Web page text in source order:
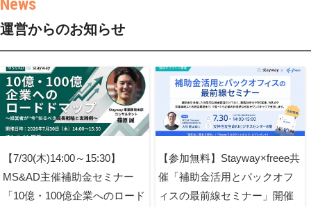
運営からのお知らせ
【7/30(木)14:00～15:30】
MS&AD主催補助金セミナー
「10億・100億企業へのロード
【参加無料】Stayway×freee共
催「補助金活用とバックオフ
ィスの最前線セミナー」開催